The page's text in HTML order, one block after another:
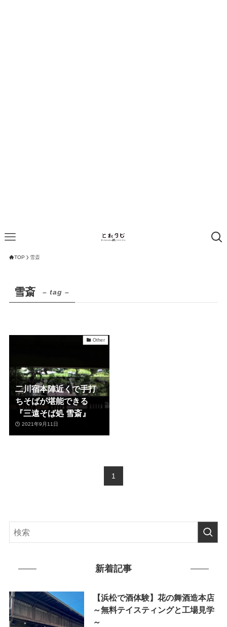
TOP 雪斎
雪斎 – tag –
Other
二川宿本陣近くで手打
ちそばが堪能できる
『三遠そば処 雪斎』
2021年9月11日
1
新着記事
【浜松で酒体験】花の舞酒造本店
～無料テイスティングと工場見学
～